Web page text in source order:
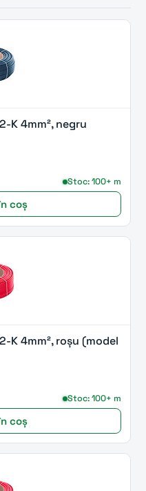
K 4mm², negru
Stoc: 100+ m
coș
K 4mm², roșu (model
Stoc: 100+ m
coș